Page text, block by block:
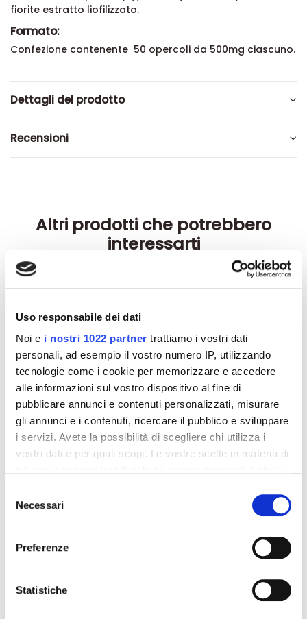
Uso responsabile dei dati
Noi e i nostri 1022 partner trattiamo i vostri dati
personali, ad esempio il vostro numero IP, utilizzando
tecnologie come i cookie per memorizzare e accedere
alle informazioni sul vostro dispositivo al fine di
pubblicare annunci e contenuti personalizzati, misurare
gli annunci e i contenuti, ricercare il pubblico e sviluppare
i servizi. Avete la possibilità di scegliere chi utilizza i
vostri dati e per quali scopi. Le vostre scelte in materia di
modificare o revocare il proprio consenso in qualsiasi
momento dalla Dichiarazione sui cookie o facendo clic
raccogliere informazioni sulla tua posizione
geografica, con un'approssimazione di qualche
delNecessari
Preferenze
Statistiche
fiorite estratto liofilizzato.
Formato:
Confezione contenente 50 opercoli da 500mg ciascuno.
Dettagli del prodotto
Recensioni
Altri prodotti che potrebbero
interessarti
Integratori per dimagrire
32,00 €
carrello
-42%
Integratori per dimagrire
55,18 €
-42%